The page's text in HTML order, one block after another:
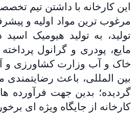
این کارخانه با داشتن تیم
مرغوب ترین مواد اولیه و
تولید، به تولید هیومیک
مایع، پودری و گرانول
خاک و آب وزارت کشاورزی و
بین المللی، باعث
گردیده؛ بدین جهت فرآورده
کارخانه از جایگاه ویژه ای